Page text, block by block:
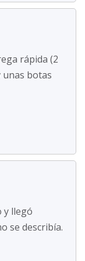
rápida (2
unas botas
y llegó
se describía.